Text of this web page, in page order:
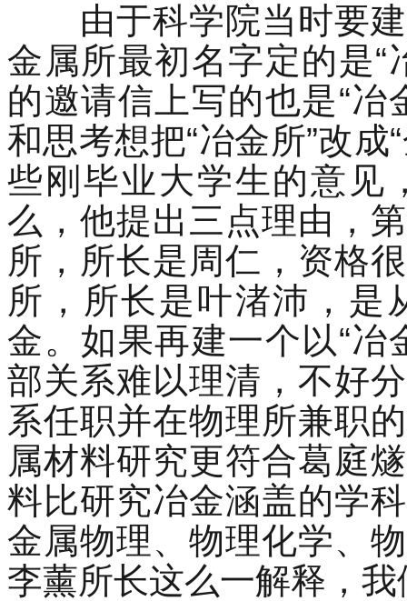
由于科学院当时要建
金属所最初名字定的是“
的邀请信上写的也是“冶
和思考想把“冶金所”改
些刚毕业大学生的意见
么，他提出三点理由，
所，所长是周仁，资格
所，所长是叶渚沛，是
金。如果再建一个以“冶
部关系难以理清，不好
系任职并在物理所兼职
属材料研究更符合葛庭
料比研究冶金涵盖的学
金属物理、物理化学、
李薰所长这么一解释，